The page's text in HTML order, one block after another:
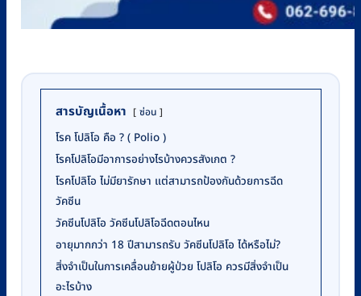
สารบัญเนื้อหา ซ่อน
โรค โปลิโอ คือ ? ( Polio )
โรคโปลิโอมีอาการอย่างไรบ้างควรสังเกต ?
โรคโปลิโอ ไม่มียารักษา แต่สามารถป้องกันด้วยการฉีด
วัคซีน
วัคซีนโปลิโอ วัคซีนโปลิโอฉีดตอนไหน
อายุมากกว่า 18 ปีสามารถรับ วัคซีนโปลิโอ ได้หรือไม่?
สิ่งจำเป็นในการเคลื่อนย้ายผู้ป่วย โปลิโอ ควรมีสิ่งจำเป็น
อะไรบ้าง